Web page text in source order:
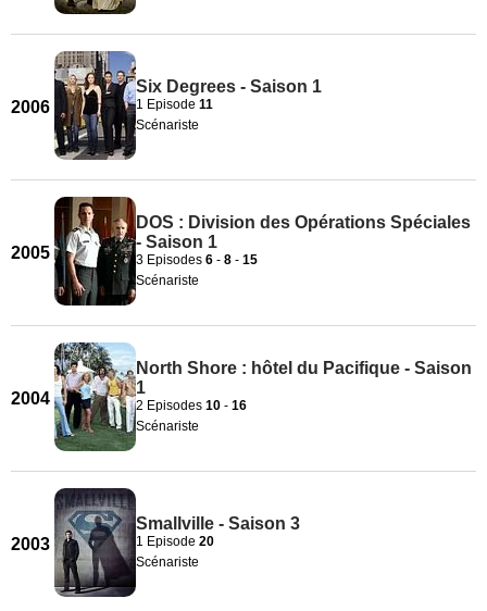
2006
Six Degrees - Saison 1
1 Episode 11
Scénariste
2005
DOS : Division des Opérations Spéciales
- Saison 1
3 Episodes 6 - 8 - 15
Scénariste
2004
North Shore : hôtel du Pacifique - Saison
1
2 Episodes 10 - 16
Scénariste
2003
Smallville - Saison 3
1 Episode 20
Scénariste